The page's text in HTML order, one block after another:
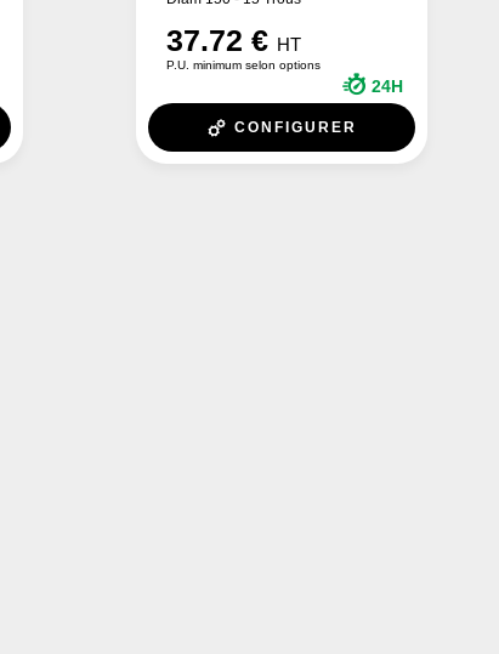
37.72 € HT
P.U. minimum selon options
24H
CONFIGURER